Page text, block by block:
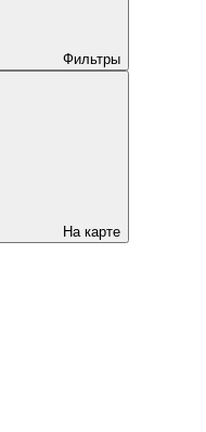
Фильтры
На карте